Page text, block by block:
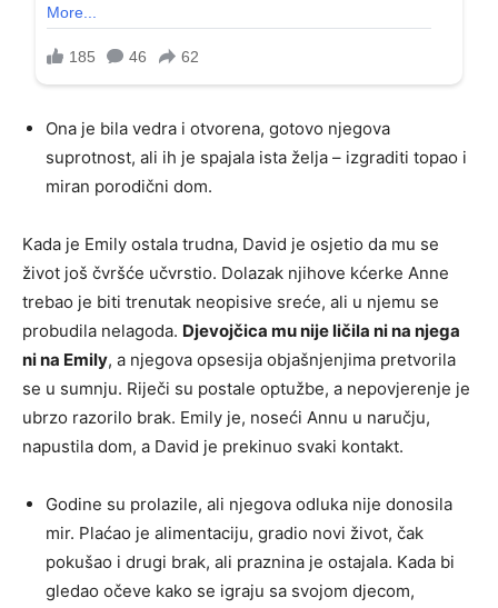
Ona je bila vedra i otvorena, gotovo njegova
suprotnost, ali ih je spajala ista želja – izgraditi topao i
miran porodični dom.
Kada je Emily ostala trudna, David je osjetio da mu se
život još čvršće učvrstio. Dolazak njihove kćerke Anne
trebao je biti trenutak neopisive sreće, ali u njemu se
probudila nelagoda. Djevojčica mu nije ličila ni na njega
ni na Emily, a njegova opsesija objašnjenjima pretvorila
se u sumnju. Riječi su postale optužbe, a nepovjerenje je
ubrzo razorilo brak. Emily je, noseći Annu u naručju,
napustila dom, a David je prekinuo svaki kontakt.
Godine su prolazile, ali njegova odluka nije donosila
mir. Plaćao je alimentaciju, gradio novi život, čak
pokušao i drugi brak, ali praznina je ostajala. Kada bi
gledao očeve kako se igraju sa svojom djecom,